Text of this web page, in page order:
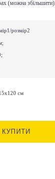
(можна збільшити).
розмір2
см
КУПИТИ